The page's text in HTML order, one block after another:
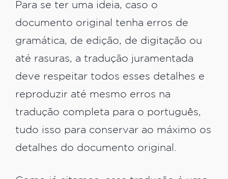
Para se ter uma ideia, caso o
documento original tenha erros de
gramática, de edição, de digitação ou
até rasuras, a tradução juramentada
deve respeitar todos esses detalhes e
reproduzir até mesmo erros na
tradução completa para o português,
tudo isso para conservar ao máximo os
detalhes do documento original.